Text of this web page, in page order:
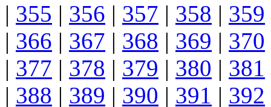
| 355 | 356 | 357 | 358 | 359
| 366 | 367 | 368 | 369 | 370
| 377 | 378 | 379 | 380 | 381
| 388 | 389 | 390 | 391 | 392